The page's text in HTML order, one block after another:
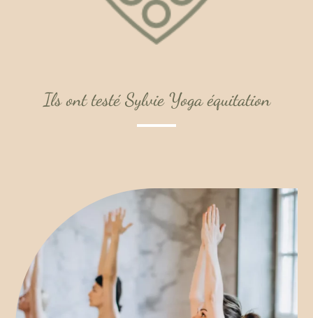
Ils ont testé Sylvie Yoga équitation